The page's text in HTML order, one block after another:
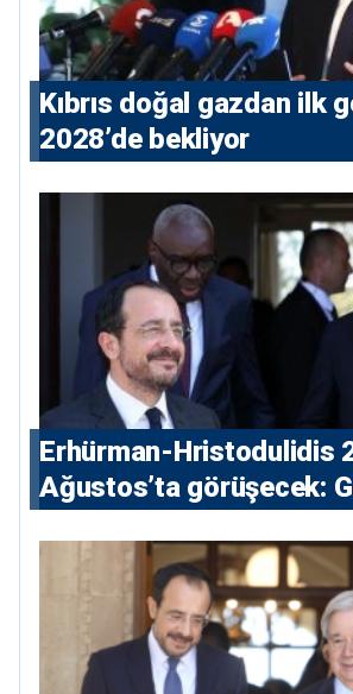
Kıbrıs doğal gazdan ilk
2028’de bekliyor
Erhürman-Hristodulidis
Ağustos’ta görüşecek: